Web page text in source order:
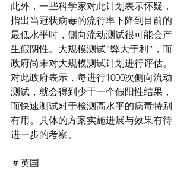
此外，一些科学家对此计划表示怀疑，
指出当冠状病毒的流行率下降到目前的
最低水平时，侧向流动测试很可能会产
生假阴性。大规模测试“弊大于利”，而
政府尚未对大规模测试计划进行评估。
对此政府表示，每进行1000次侧向流动
测试，就会得到少于一个假阳性结果，
而快速测试对于检测高水平的病毒特别
有用。具体的方案实施进展与效果有待
进一步的考察。
＃英国